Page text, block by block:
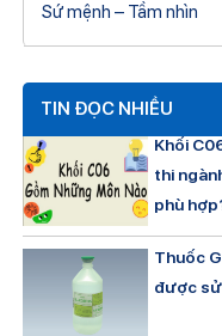
Sứ mệnh – Tầm nhìn
TIN ĐỌC NHIỀU
Khối
thi
phù
Thuốc
được